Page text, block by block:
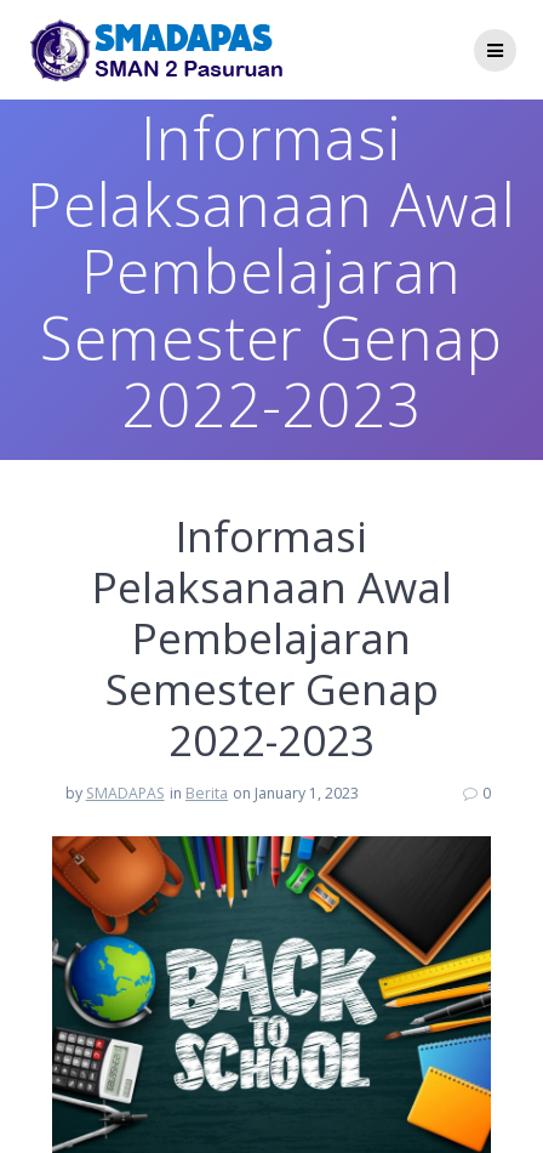
to
content
Informasi
Pelaksanaan Awal
Pembelajaran
Semester Genap
2022-2023
Informasi
Pelaksanaan Awal
Pembelajaran
Semester Genap
2022-2023
by SMADAPAS in Berita on January 1, 2023 0